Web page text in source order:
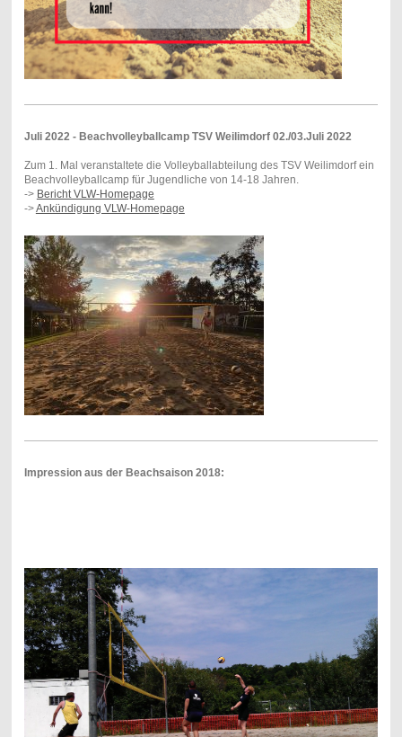
Juli 2022 - Beachvolleyballcamp TSV Weilimdorf 02./03.Juli 2022
Zum 1. Mal veranstaltete die Volleyballabteilung des TSV Weilimdorf ein
Beachvolleyballcamp für Jugendliche von 14-18 Jahren.
-> Bericht VLW-Homepage
->Ankündigung VLW-Homepage
Impression aus der Beachsaison 2018: